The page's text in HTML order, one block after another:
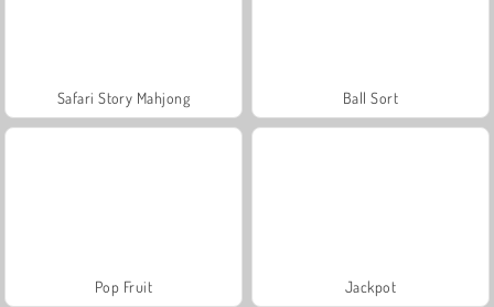
Safari Story Mahjong Ball Sort
Pop Fruit Jackpot